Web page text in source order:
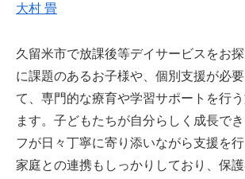
大村 畳
久留米市で放課後等デイサービスをお
に課題のあるお子様や、個別支援が必
て、専門的な療育や学習サポートを行
ます。子どもたちが自分らしく成長で
フが日々丁寧に寄り添いながら支援を
家庭との連携もしっかりしており、保